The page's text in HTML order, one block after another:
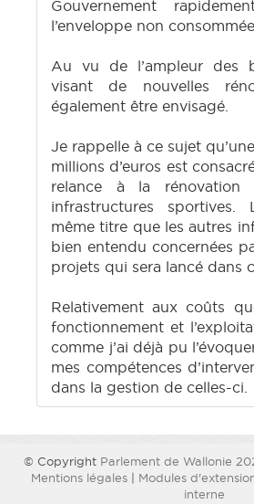
Gouvernement
l’enveloppe non
Au vu de l’ampleur des
visant de nouvelles
également être envisagé.
Je rappelle à ce sujet
millions d’euros est
relance à la rénovation
infrastructures sportives.
même titre que les autres
bien entendu concernées
projets qui sera lancé dans
Relativement aux coûts
fonctionnement et
comme j’ai déjà pu
mes compétences
dans la gestion de celles-ci.
© Copyright Parlement de Wallonie
Mentions légales| Modules
interne